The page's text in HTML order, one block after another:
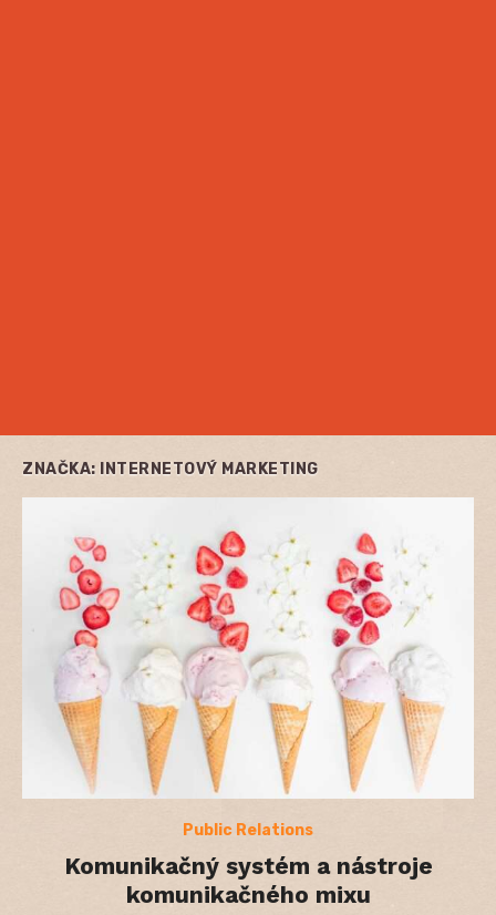
ZNAČKA: INTERNETOVÝ MARKETING
Public Relations
Komunikačný systém a nástroje
komunikačného mixu